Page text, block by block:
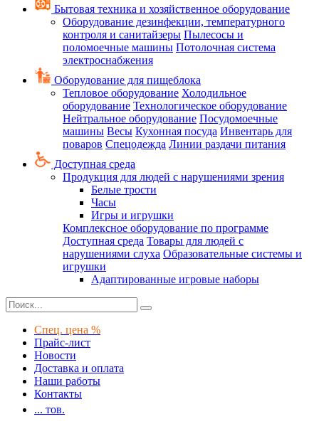
Бытовая техника и хозяйственное оборудование
Оборудование дезинфекции, температурного
контроля и санитайзеры Пылесосы и
поломоечные машины Потолочная система
электроснабжения
Оборудование для пищеблока
Тепловое оборудование Холодильное
оборудование Технологическое оборудование
Нейтральное оборудование Посудомоечные
машины Весы Кухонная посуда Инвентарь для
поваров Спецодежда Линии раздачи питания
Доступная среда
Продукция для людей с нарушениями зрения
Белые трости
Часы
Игры и игрушки
Комплексное оборудование по программе
Доступная среда Товары для людей с
нарушениями слуха Образовательные системы и
игрушки
Адаптированные игровые наборы
Спец. цена %
Прайс-лист
Новости
Доставка и оплата
Наши работы
Контакты
... тов.